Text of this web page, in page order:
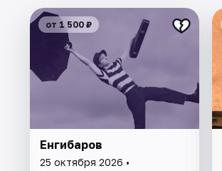
от 1 500 ₽
Енгибаров
25 октября 2026 •